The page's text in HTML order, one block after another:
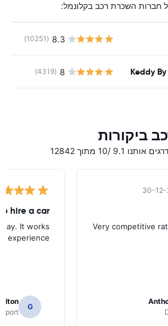
חברות השכרת רכב בקלונמל:
8.3
(10251)
Keddy
8
(4319)
ביקורות
/10 מתוך 12842
30-
Very competitive
It works
experience
G